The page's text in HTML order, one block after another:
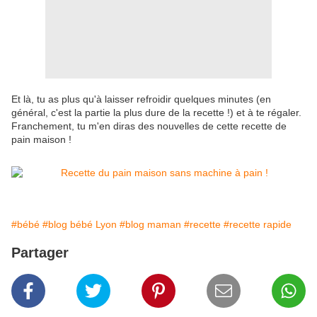
Et là, tu as plus qu'à laisser refroidir quelques minutes (en
général, c'est la partie la plus dure de la recette !) et à te régaler.
Franchement, tu m'en diras des nouvelles de cette recette de
pain maison !
#bébé #blog bébé Lyon #blog maman #recette #recette rapide
Partager